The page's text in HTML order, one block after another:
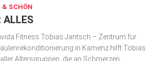
& SCHÖN
Fitness Tobias Jantsch – Zentrum für
in Kamenz hilft Tobias
Alters­gruppen, die an Schmer­zen...